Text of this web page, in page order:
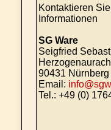
Kontaktieren
Informationen
SG Ware
Seigfried
90431 Nürnberg
Email:
Tel.: +49 (0)